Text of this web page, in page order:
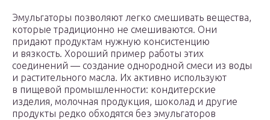
Эмульгаторы позволяют легко смешивать вещества,
которые традиционно не смешиваются. Они
придают продуктам нужную консистенцию
и вязкость. Хороший пример работы этих
соединений — создание однородной смеси из воды
и растительного масла. Их активно используют
в пищевой промышленности: кондитерские
изделия, молочная продукция, шоколад и другие
продукты редко обходятся без эмульгаторов